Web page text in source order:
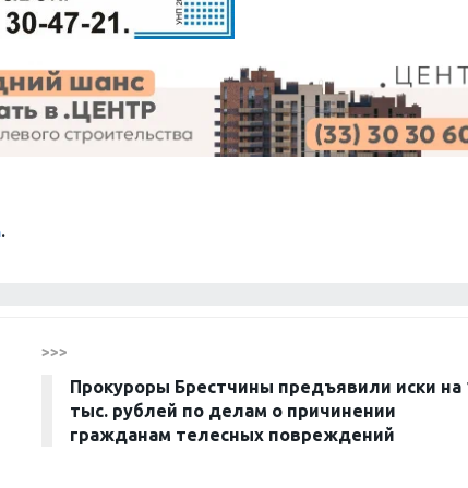
.
>>>
Прокуроры Брестчины предъявили иски на
тыс. рублей по делам о причинении
гражданам телесных повреждений